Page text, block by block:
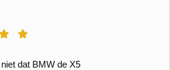
dat BMW de X5